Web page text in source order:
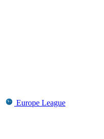
Europe League